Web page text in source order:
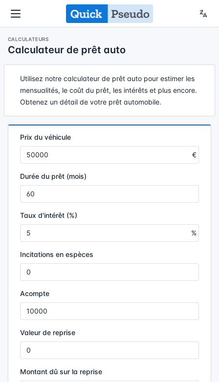
CALCULATEURS
Calculateur de prêt auto
Utilisez notre calculateur de prêt auto pour estimer les
mensualités, le coût du prêt, les intérêts et plus encore.
Obtenez un détail de votre prêt automobile.
Prix du véhicule
Durée du prêt (mois)
Taux d'intérêt (%)
Incitations en espèces
Acompte
Valeur de reprise
Montant dû sur la reprise